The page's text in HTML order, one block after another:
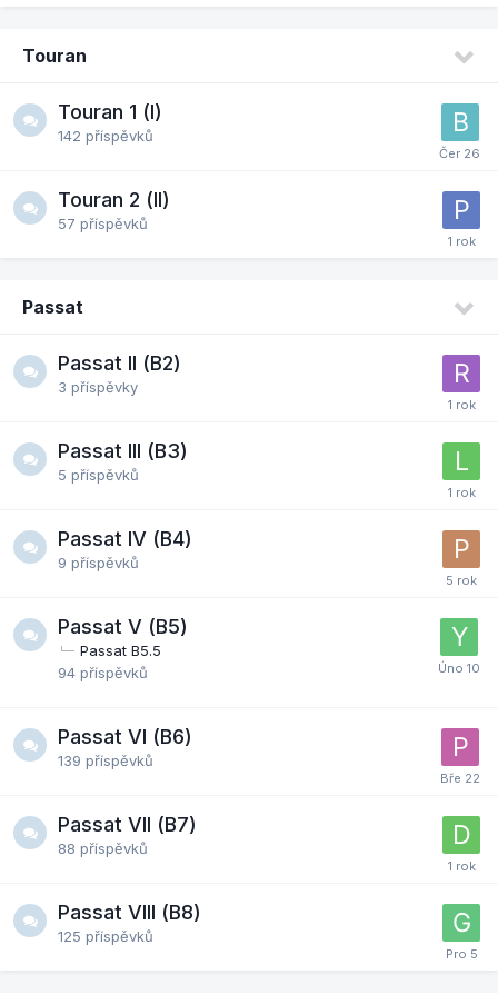
Touran
Touran 1 (I)
142 příspěvků
Touran 2 (II)
57 příspěvků
Passat
Passat II (B2)
3 příspěvky
Passat III (B3)
5 příspěvků
Passat IV (B4)
9 příspěvků
Passat V (B5)
Passat B5.5
94 příspěvků
Passat VI (B6)
139 příspěvků
Passat VII (B7)
88 příspěvků
Passat VIII (B8)
125 příspěvků